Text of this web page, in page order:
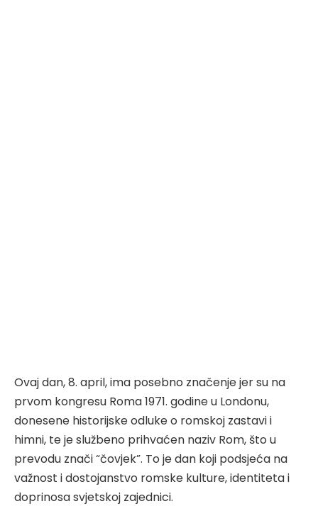
Ovaj dan, 8. april, ima posebno značenje jer su na
prvom kongresu Roma 1971. godine u Londonu,
donesene historijske odluke o romskoj zastavi i
himni, te je službeno prihvaćen naziv Rom, što u
prevodu znači “čovjek”. To je dan koji podsjeća na
važnost i dostojanstvo romske kulture, identiteta i
doprinosa svjetskoj zajednici.